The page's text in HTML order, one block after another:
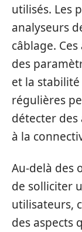
utilisés. Les
analyseurs
câblage.
des
et la
régulières
détecter
à la
Au-delà des
de solliciter
utilisateurs,
des aspects